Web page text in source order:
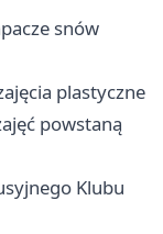
snów
plastyczne
powstaną
Klubu